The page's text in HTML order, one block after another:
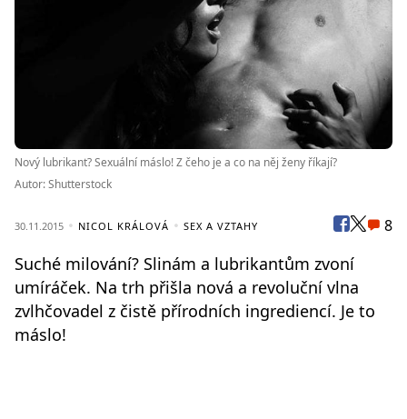
Nový lubrikant? Sexuální máslo! Z čeho je a co na něj ženy říkají?
Autor: Shutterstock
30.11.2015 NICOL KRÁLOVÁ SEX A VZTAHY 8
Suché milování? Slinám a lubrikantům zvoní
umíráček. Na trh přišla nová a revoluční vlna
zvlhčovadel z čistě přírodních ingrediencí. Je to
máslo!